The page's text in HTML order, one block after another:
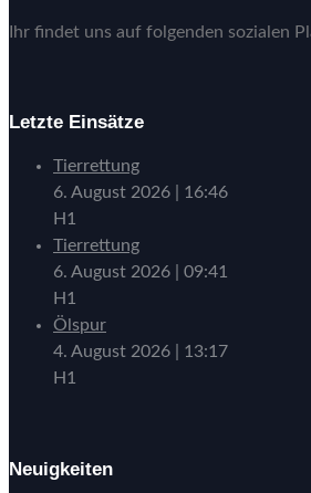
Ihr findet uns auf folgenden sozialen
Letzte Einsätze
Tierrettung
6. August 2026
16:46
H1
Tierrettung
6. August 2026
09:41
H1
Ölspur
4. August 2026
13:17
H1
Neuigkeiten